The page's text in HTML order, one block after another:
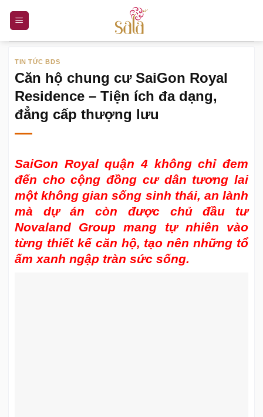
nội
TIN TỨC BDS
Căn hộ chung cư SaiGon Royal
Residence – Tiện ích đa dạng,
đẳng cấp thượng lưu
SaiGon Royal quận 4 không chỉ đem
đến cho cộng đồng cư dân tương lai
một không gian sống sinh thái, an lành
mà dự án còn được chủ đầu tư
Novaland Group mang tự nhiên vào
từng thiết kế căn hộ, tạo nên những tổ
ấm xanh ngập tràn sức sống.